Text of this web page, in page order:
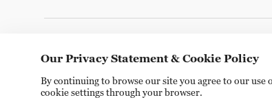
Our Privacy Statement & Cookie Policy
By continuing to browse our site you agree to our use
cookie settings through your browser.